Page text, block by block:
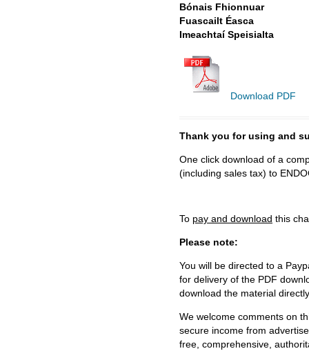
Bónais Fhionnuar
Fuascailt Éasca
Imeachtaí Speisialta
Download PDF
Thank you for using and
One click download of a
(including sales tax) to
To pay and download this
Please note:
You will be directed to a
for delivery of the PDF
download the material
We welcome comments on
secure income from
free, comprehensive,